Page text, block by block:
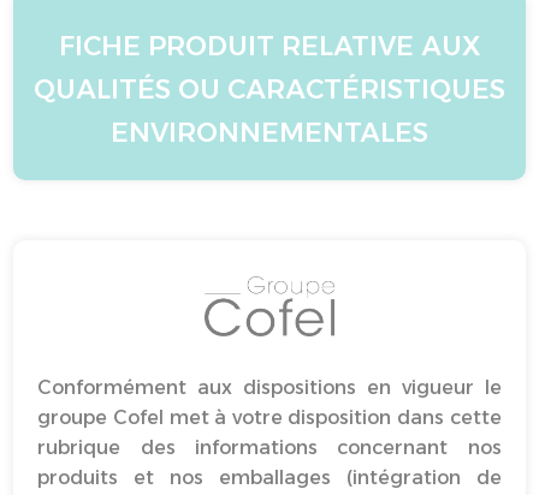
FICHE PRODUIT RELATIVE AUX
QUALITÉS OU CARACTÉRISTIQUES
ENVIRONNEMENTALES
Conformément aux dispositions en vigueur le
groupe Cofel met à votre disposition dans cette
rubrique des informations concernant nos
produits et nos emballages (intégration de